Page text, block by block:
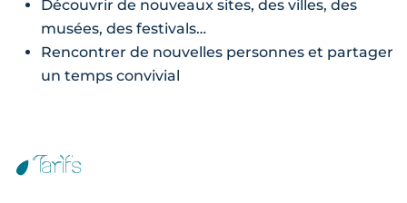
Découvrir de nouveaux sites, des villes, des
musées, des festivals…
Rencontrer de nouvelles personnes et partager
un temps convivial
Tarifs